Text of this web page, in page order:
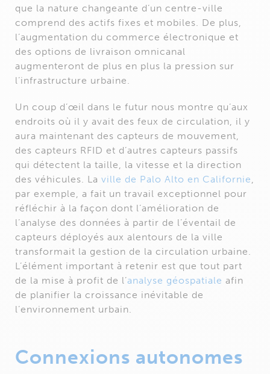
que la nature changeante d’un centre-ville
comprend des actifs fixes et mobiles. De plus,
l’augmentation du commerce électronique et
des options de livraison omnicanal
augmenteront de plus en plus la pression sur
l’infrastructure urbaine.
Un coup d’œil dans le futur nous montre qu’aux
endroits où il y avait des feux de circulation, il y
aura maintenant des capteurs de mouvement,
des capteurs RFID et d’autres capteurs passifs
qui détectent la taille, la vitesse et la direction
des véhicules. La ville de Palo Alto en Californie,
par exemple, a fait un travail exceptionnel pour
réfléchir à la façon dont l’amélioration de
l’analyse des données à partir de l’éventail de
capteurs déployés aux alentours de la ville
transformait la gestion de la circulation urbaine.
L’élément important à retenir est que tout part
de la mise à profit de l’analyse géospatiale afin
de planifier la croissance inévitable de
l’environnement urbain.
Connexions autonomes